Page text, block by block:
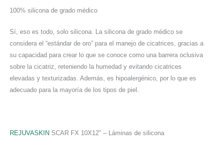
100% silicona de grado médico
Sí, eso es todo, solo silicona. La silicona de grado médico se
considera el “estándar de oro” para el manejo de cicatrices, gracias a
su capacidad para crear lo que se conoce como una barrera oclusiva
sobre la cicatriz, reteniendo la humedad y evitando cicatrices
elevadas y texturizadas. Además, es hipoalergénico, por lo que es
adecuado para la mayoría de los tipos de piel.
REJUVASKIN SCAR FX 10X12″ – Láminas de silicona